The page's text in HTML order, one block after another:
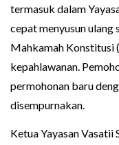
termasuk dalam
cepat menyusun
Mahkamah
kepahlawanan.
permohonan baru
disempurnakan.
Ketua Yayasan